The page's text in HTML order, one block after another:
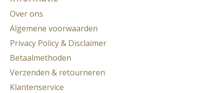
Over ons
Algemene voorwaarden
Privacy Policy & Disclaimer
Betaalmethoden
Verzenden & retourneren
Klantenservice